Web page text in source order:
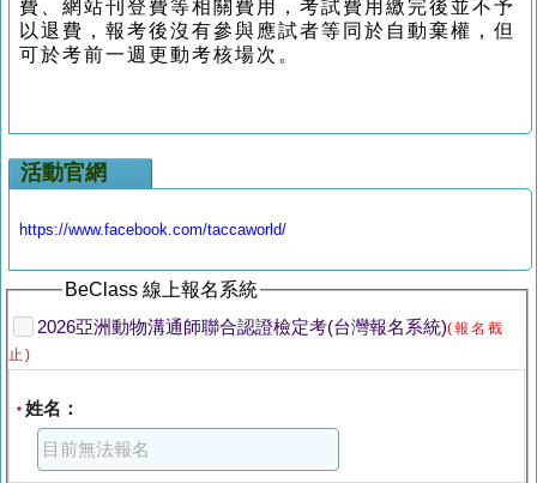
費、網站刊登費等相關費用，考試費用繳完後並不予
以退費，報考後沒有參與應試者等同於自動棄權，但
可於考前一週更動考核場次。
活動官網
https://www.facebook.com/taccaworld/
BeClass 線上報名系統
2026亞洲動物溝通師聯合認證檢定考(台灣報名系統)(報名截
止)
* 姓名：